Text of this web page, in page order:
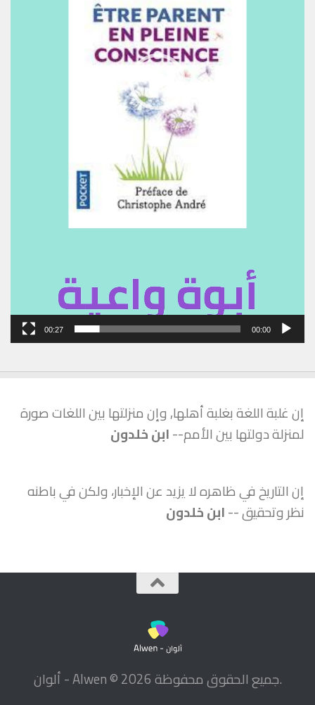
00:00
00:27
إن غلبة اللغة بغلبة أهلها, وإن منزلتها بين اللغات صورة
لمنزلة دولتها بين الأمم--ابن خلدون
إن التاريخ في ظاهره لا يزيد عن الإخبار، ولكن في باطنه
نظر وتحقيق --ابن خلدون
.جميع الحقوق محفوظة 2026 © Alwen - ألوان